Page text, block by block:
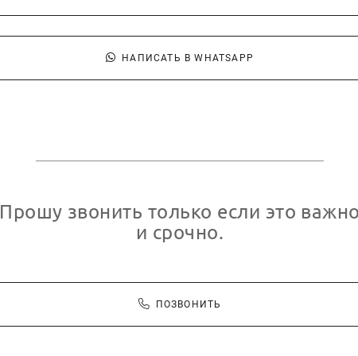
НАПИСАТЬ В WHATSAPP
Прошу звонить только если это
и срочно.
ПОЗВОНИТЬ